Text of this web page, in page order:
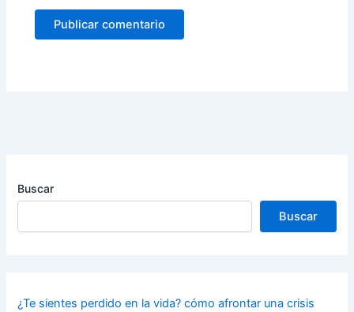
Buscar
Buscar
¿Te sientes perdido en la vida? cómo afrontar una crisis